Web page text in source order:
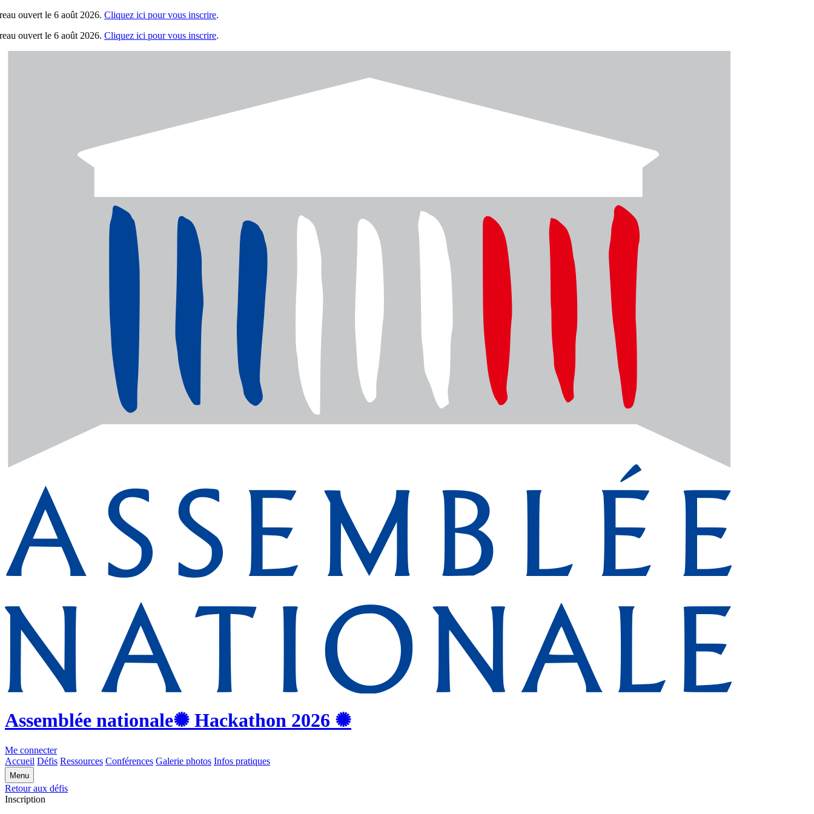
ouvert le 6 août 2026.Cliquez ici pour vous inscrire.
ouvert le 6 août 2026.Cliquez ici pour vous inscrire.
Assemblée nationale✺ Hackathon 2026 ✺
Me connecter
Accueil Défis Ressources Conférences Galerie photos Infos pratiques
Menu
Retour aux défis
Inscription